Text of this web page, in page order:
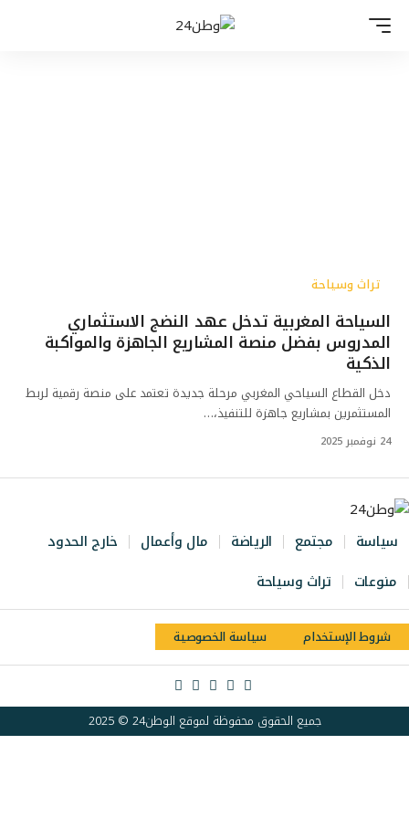
تراث وسياحة
السياحة المغربية تدخل عهد النضج الاستثماري
المدروس بفضل منصة المشاريع الجاهزة والمواكبة
الذكية
دخل القطاع السياحي المغربي مرحلة جديدة تعتمد على منصة رقمية لربط
المستثمرين بمشاريع جاهزة للتنفيذ،…
24 نوفمبر 2025
سياسة مجتمع الرياضة مال وأعمال
خارج الحدود
منوعات
تراث وسياحة
شروط الإستخدام سياسة الخصوصية
جميع الحقوق محفوظة لموقع الوطن24 © 2025